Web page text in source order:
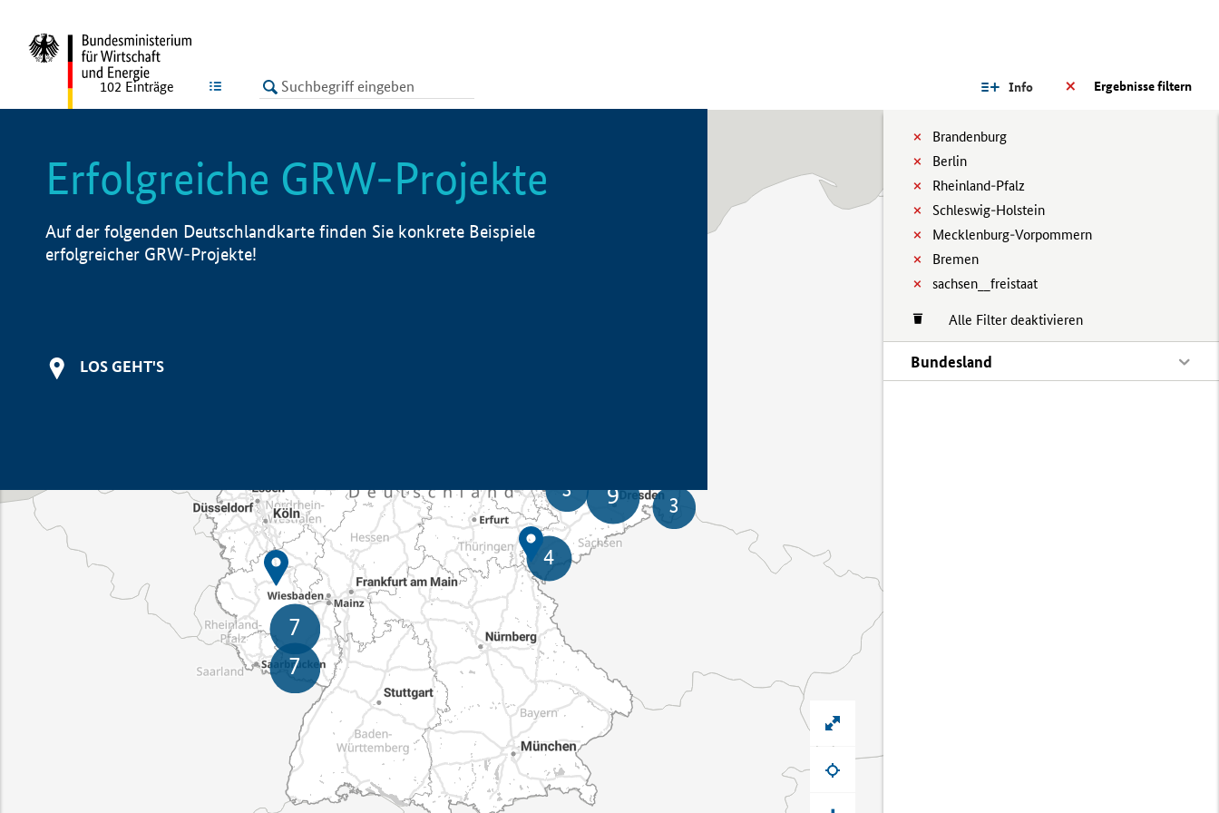
LISTE Ergebnisse filtern
Info
Brandenburg
Berlin
Rheinland-Pfalz
Schleswig-Holstein
Mecklenburg-Vorpommern
Bremen
sachsen__freistaat
Alle Filter deaktivieren
Bundesland
102 Einträge
Erfolgreiche GRW-Projekte
Auf der folgenden Deutschlandkarte finden Sie konkrete Beispiele
erfolgreicher GRW-Projekte!
LOS GEHT'S